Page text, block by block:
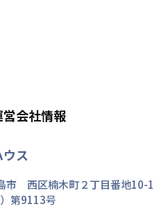
会社情報
ス
市 西区楠木町２丁目番地10-1
第9113号